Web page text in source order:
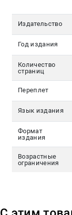
Издательство
Год издания
Количество
страниц
Переплет
Язык издания
Формат
издания
Возрастные
ограничения